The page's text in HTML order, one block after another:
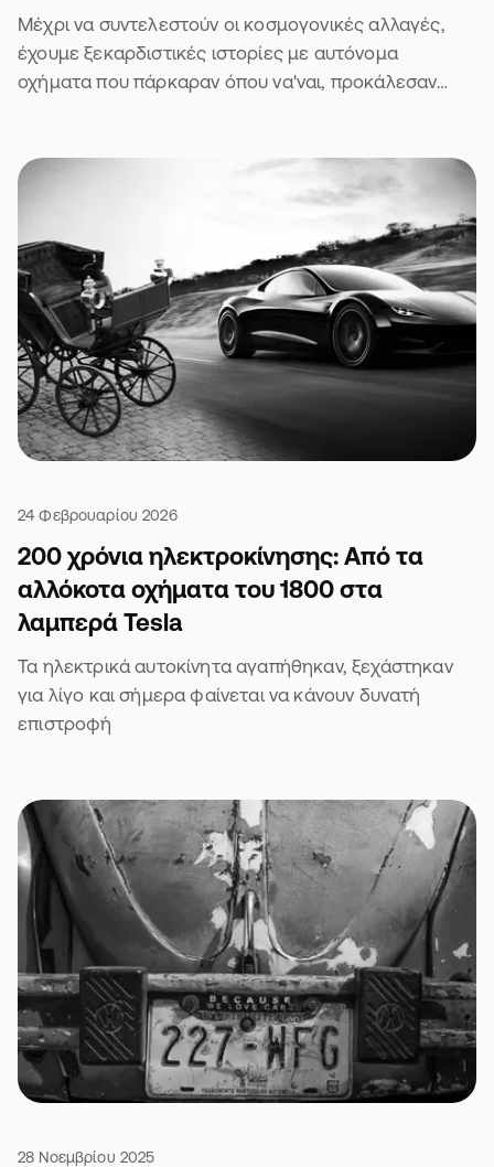
Μέχρι να συντελεστούν οι κοσμογονικές αλλαγές,
έχουμε ξεκαρδιστικές ιστορίες με αυτόνομα
οχήματα που πάρκαραν όπου να'ναι, προκάλεσαν
24 Φεβρουαρίου 2026
200 χρόνια ηλεκτροκίνησης: Από τα
αλλόκοτα οχήματα του 1800 στα
λαμπερά Tesla
Τα ηλεκτρικά αυτοκίνητα αγαπήθηκαν, ξεχάστηκαν
για λίγο και σήμερα φαίνεται να κάνουν δυνατή
επιστροφή
28 Νοεμβρίου 2025